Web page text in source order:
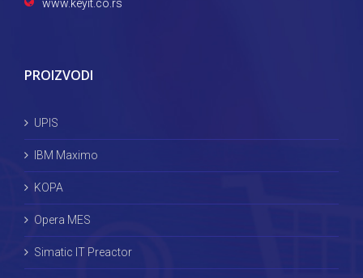
www.keyit.co.rs
PROIZVODI
UPIS
IBM Maximo
KOPA
Opera MES
Simatic IT Preactor